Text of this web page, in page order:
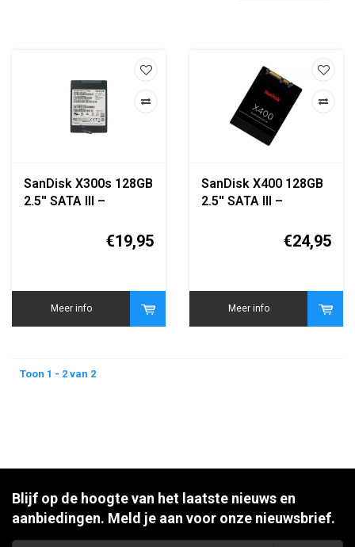
SanDisk X300s 128GB
2.5'' SATA III –
€19,95
Meer info
SanDisk X400 128GB
2.5'' SATA III –
€24,95
Meer info
Toon 1 - 2 van 2
Blijf op de hoogte van het laatste nieuws en
aanbiedingen. Meld je aan voor onze nieuwsbrief.